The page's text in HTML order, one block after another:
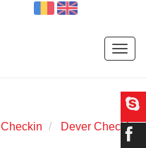
Checkin Dever Checkin